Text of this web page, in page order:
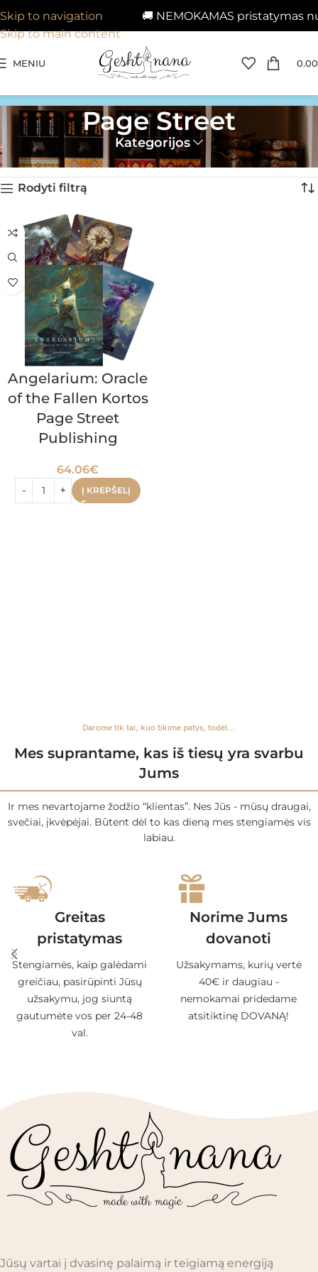
🚚 NEMOKAMAS pristatymas
Skip to navigation
Skip to main content
MENIU 0.00
Page Street
Kategorijos
Pagrindinis »Page Street Rezultatų: 1
Rodyti filtrą
Angelarium: Oracle
of the Fallen Kortos
Page Street
Publishing
64.06€
Į KREPŠELĮ
Darome tik tai, kuo tikime patys, todėl...
Mes suprantame, kas iš tiesų yra svarbu
Jums
Ir mes nevartojame žodžio “klientas”. Nes Jūs - mūsų draugai,
svečiai, įkvėpėjai. Būtent dėl to kas dieną mes stengiamės vis
labiau.
Greitas
pristatymas
Stengiamės, kaip galėdami
greičiau, pasirūpinti Jūsų
užsakymu, jog siuntą
gautumėte vos per 24-48
val.
Norime Jums
dovanoti
Užsakymams, kurių vertė
40€ ir daugiau -
nemokamai pridedame
atsitiktinę DOVANĄ!
Jūsų vartai į dvasinę palaimą ir teigiamą energiją